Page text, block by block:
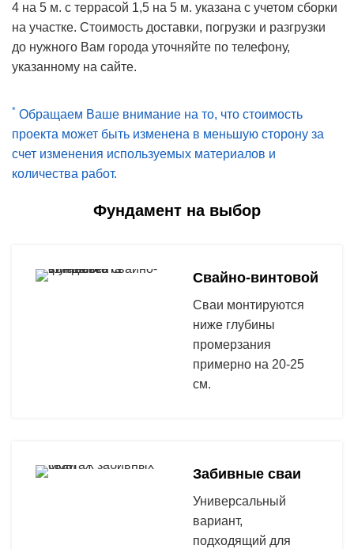
4 на 5 м. с террасой 1,5 на 5 м. указана с учетом сборки
на участке. Стоимость доставки, погрузки и разгрузки
до нужного Вам города уточняйте по телефону,
указанному на сайте.
* Обращаем Ваше внимание на то, что стоимость
проекта может быть изменена в меньшую сторону за
счет изменения используемых материалов и
количества работ.
Фундамент на выбор
Свайно-винтовой
Сваи монтируются
ниже глубины
промерзания
примерно на 20-25
см.
Забивные сваи
Универсальный
вариант,
подходящий для